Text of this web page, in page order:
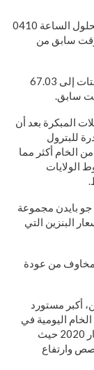
ونزل خام برنت 2 سنت إلى 69.49 دولار للبرميل بحلول الساعة 0410
إلى 69.77 دولار في وقت سابق من
وانخفض خام غرب الولايات المتحدة الوسيط 3 سنتات إلى 67.03
المبكرة بعد أن
للبترول
الخام أكثر مما
الولايات
جو بايدن مجموعة
البنزين التي
من عودة
أكبر مستورد
اليومية في
البلاد الشهر الماضي إلى أدنى مستوى منذ مايو/ ايار 2020 حيث
وارتفاع